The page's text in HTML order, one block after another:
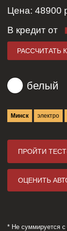
Цена: 48900
В кредит от
РАССЧИТАТЬ
белый
Минск электро
ПРОЙТИ
ОЦЕНИТЬ
* Не суммируется